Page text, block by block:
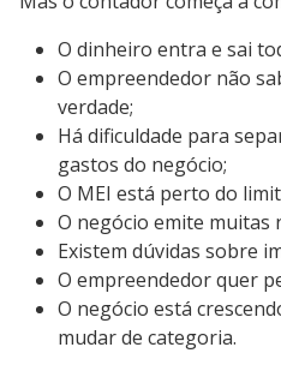
O dinheiro entra e sai
O empreendedor não
verdade;
Há dificuldade para
gastos do negócio;
O MEI está perto do
O negócio emite muitas
Existem dúvidas sobre
O empreendedor quer
O negócio está
mudar de categoria.